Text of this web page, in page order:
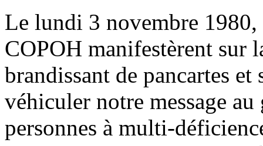
Le lundi 3 novembre 1980,
COPOH manifestèrent sur
brandissant de pancartes
véhiculer notre message
personnes à multi-